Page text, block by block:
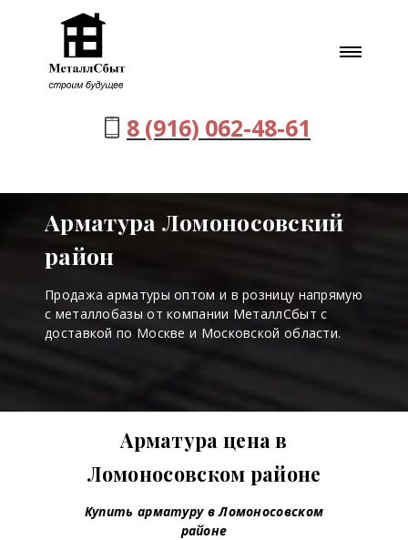
8 (916) 062-48-61
Арматура Ломоносовский
район
Продажа арматуры оптом и в розницу напрямую
с металлобазы от компании МеталлСбыт с
доставкой по Москве и Московской области.
Арматура цена в
Ломоносовском районе
Купить арматуру в Ломоносовском
районе